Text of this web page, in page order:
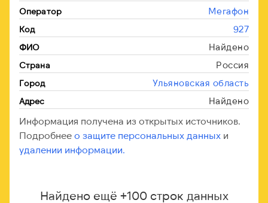
Оператор Мегафон
Код 927
ФИО Найдено
Страна Россия
Город Ульяновская область
Адрес Найдено
Информация получена из открытых источников.
Подробнее о защите персональных данных и
удалении информации.
Найдено ещё +100 строк данных